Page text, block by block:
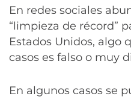
En redes sociales
“limpieza de récord”
Estados Unidos, algo
casos es falso o muy
En algunos casos se